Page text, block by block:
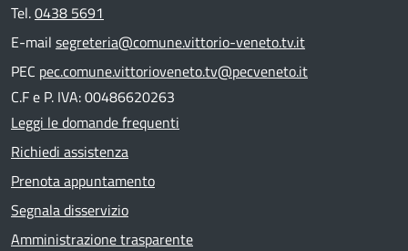
Tel.0438 5691
E-mail segreteria@comune.vittorio-veneto.tv.it
PEC pec.comune.vittorioveneto.tv@pecveneto.it
C.F e P. IVA: 00486620263
Leggi le domande frequenti
Richiedi assistenza
Prenota appuntamento
Segnala disservizio
Amministrazione trasparente